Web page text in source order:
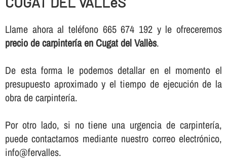
Llame ahora al teléfono 665 674 192 y le ofreceremos
precio de carpinterí­a en Cugat del Vallès.
De esta forma le podemos detallar en el momento el
presupuesto aproximado y el tiempo de ejecución de la
obra de carpinterí­a.
Por otro lado, si no tiene una urgencia de carpinterí­a,
puede contactarnos mediante nuestro correo electrónico,
info@fervalles.